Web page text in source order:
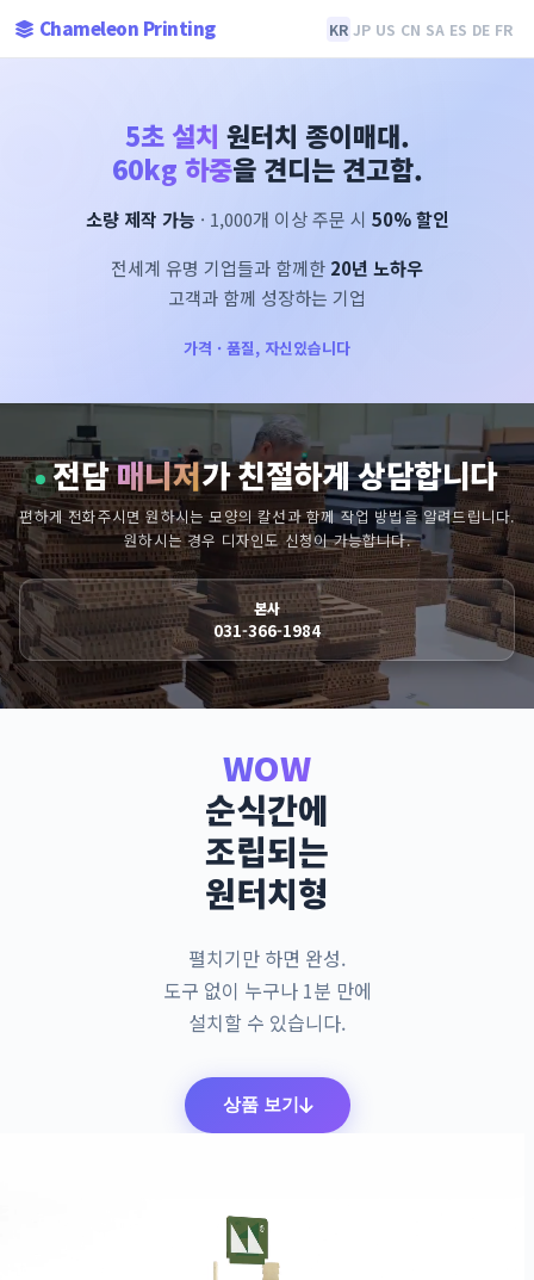
Chameleon Printing KR JP US CN SA ES DE FR
5초 설치 원터치 종이매대.
60kg 하중을 견디는 견고함.
소량 제작 가능 · 1,000개 이상 주문 시 50% 할인
전세계 유명 기업들과 함께한 20년 노하우
고객과 함께 성장하는 기업
가격 · 품질, 자신있습니다
전담매니저가 친절하게 상담합니다
편하게 전화주시면 원하시는 모양의 칼선과 함께 작업 방법을 알려드립니다.
원하시는 경우 디자인도 신청이 가능합니다.
본사
031-366-1984
WOW
순식간에
조립되는
원터치형
펼치기만 하면 완성.
도구 없이 누구나 1분 만에
설치할 수 있습니다.
상품 보기